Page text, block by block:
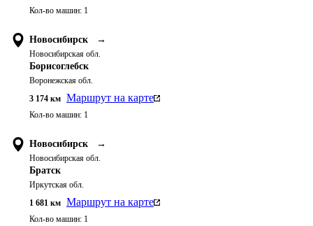
Кол-во машин: 1
Новосибирск →
Новосибирская обл.
Борисоглебск
Воронежская обл.
3 174 км Маршрут на карте
Кол-во машин: 1
Новосибирск →
Новосибирская обл.
Братск
Иркутская обл.
1 681 км Маршрут на карте
Кол-во машин: 1